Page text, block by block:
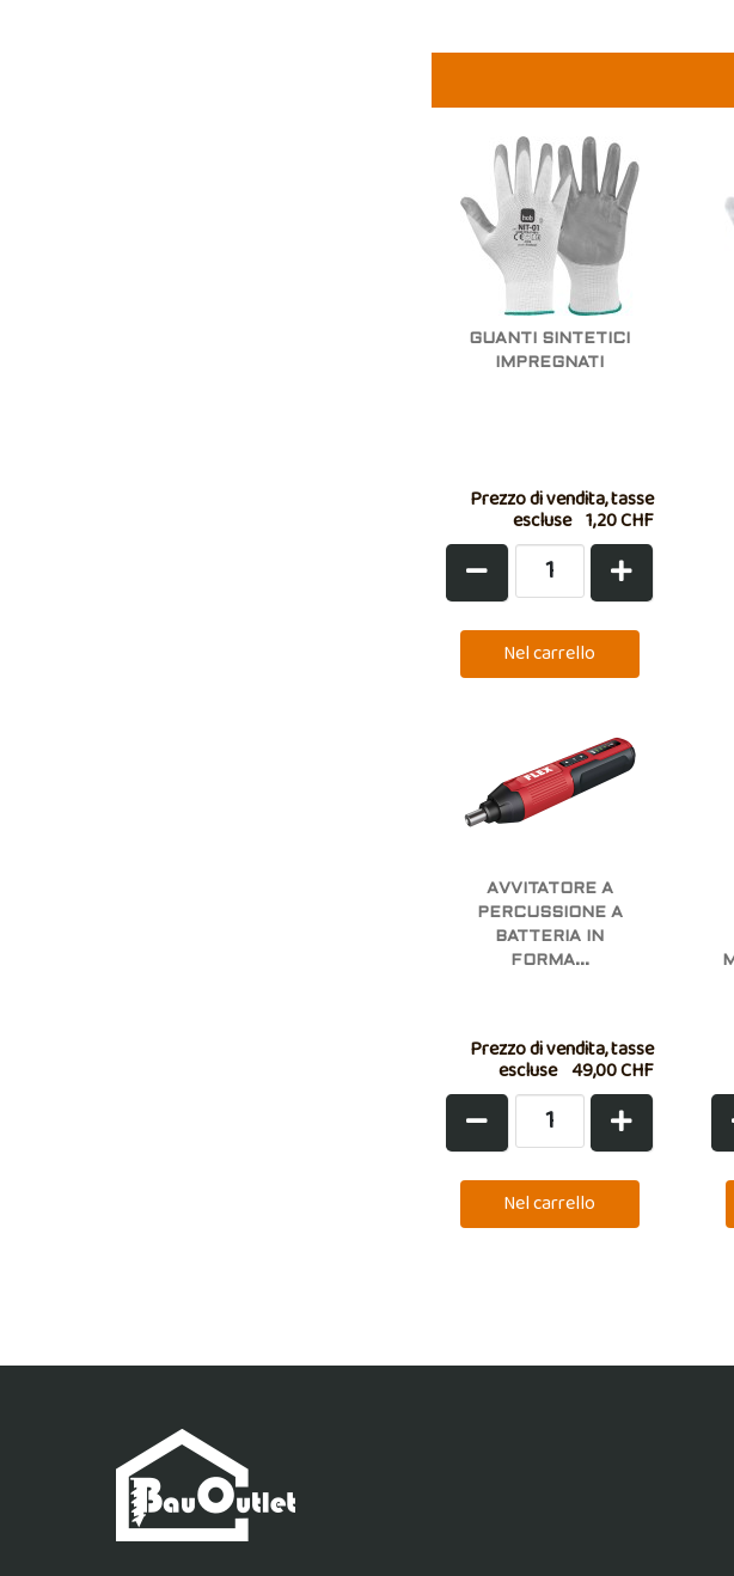
GUANTI SINTETICI
IMPREGNATI
Prezzo di vendita, tasse
escluse 1,20 CHF
AVVITATORE A
PERCUSSIONE A
BATTERIA IN
FORMA...
Prezzo di vendita, tasse
escluse 49,00 CHF